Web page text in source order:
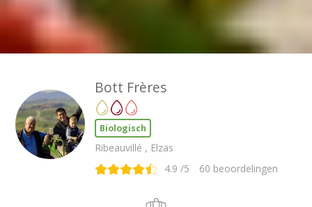
Bott Frères
Biologisch
Ribeauvillé , Elzas
4.9 /5 60 beoordelingen